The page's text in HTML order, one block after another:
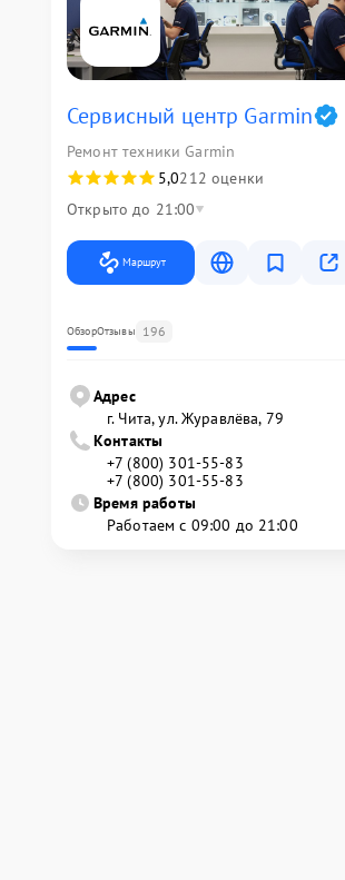
Сервисный центр Garmin
Ремонт техники Garmin
5,0212 оценки
Открыто до 21:00
Маршрут
ОбзорОтзывы 196
Адрес
г. Чита, ул. Журавлёва, 79
Контакты
+7 (800) 301-55-83
+7 (800) 301-55-83
Время работы
Работаем с 09:00 до 21:00